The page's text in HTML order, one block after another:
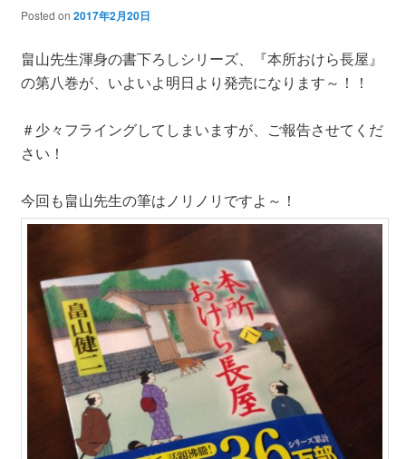
Posted on 2017年2月20日
畠山先生渾身の書下ろしシリーズ、『本所おけら長屋』
の第八巻が、いよいよ明日より発売になります～！！
＃少々フライングしてしまいますが、ご報告させてくだ
さい！
今回も畠山先生の筆はノリノリですよ～！